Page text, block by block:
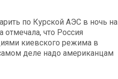
по Курской АЭС в ночь на
что Россия
киевского режима в
деле надо американцам